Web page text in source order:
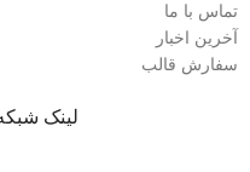
تماس با ما
آخرین اخبار
سفارش قالب
لینک